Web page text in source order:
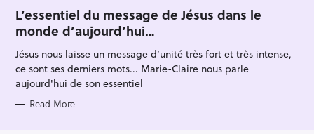
T
E
G
O
R
I
E
S
L’essentiel du message de Jésus dans le
monde d’aujourd’hui…
Jésus nous laisse un message d’unité très fort et très intense,
ce sont ses derniers mots... Marie-Claire nous parle
aujourd'hui de son essentiel
Read More